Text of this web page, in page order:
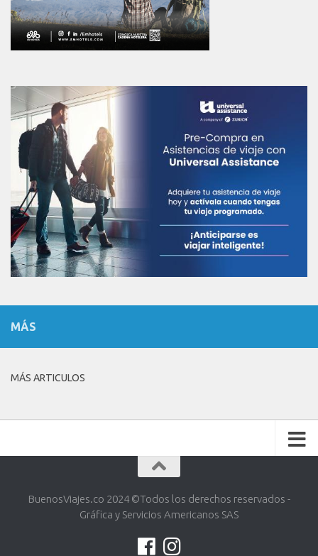
MÁS
MÁS ARTICULOS
BuenosViajes.co 2024 ©️Todos los derechos reservados -
Gráfica y Servicios Americanos SAS